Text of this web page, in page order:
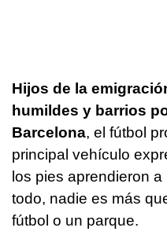
Hijos de la
humildes y barrios
Barcelona, el fútbol
principal vehículo
los pies aprendieron
todo, nadie es más
fútbol o un parque.